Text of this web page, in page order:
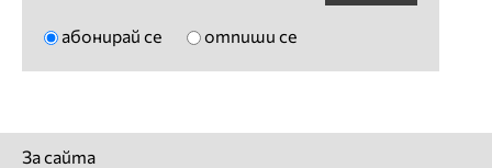
абонирай се отпиши се
За сайта